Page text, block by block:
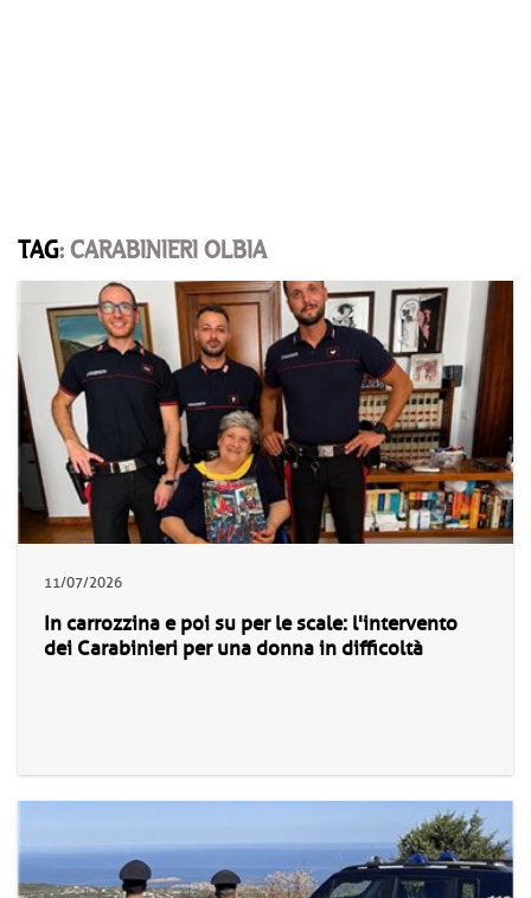
TAG: CARABINIERI OLBIA
11/07/2026
In carrozzina e poi su per le scale: l'intervento
dei Carabinieri per una donna in difficoltà